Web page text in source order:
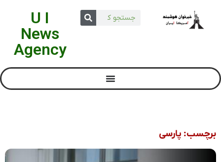
U I
News
Agency
برچسب: پارسی